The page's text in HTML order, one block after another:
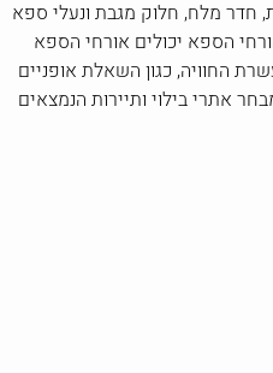
חדר מלח, חלוק מגבת ונעלי ספא
הספא יכולים אורחי הספא
החוויה, כגון השאלת אופניים
אתרי בילוי ותיירות הנמצאים